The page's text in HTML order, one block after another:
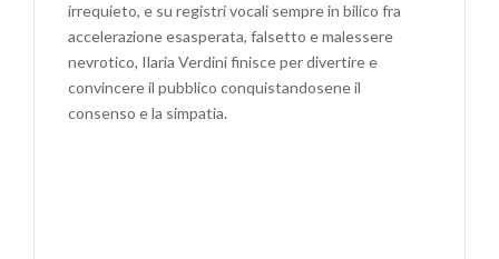
irrequieto, e su registri vocali sempre in bilico fra
accelerazione esasperata, falsetto e malessere
nevrotico, Ilaria Verdini finisce per divertire e
convincere il pubblico conquistandosene il
consenso e la simpatia.